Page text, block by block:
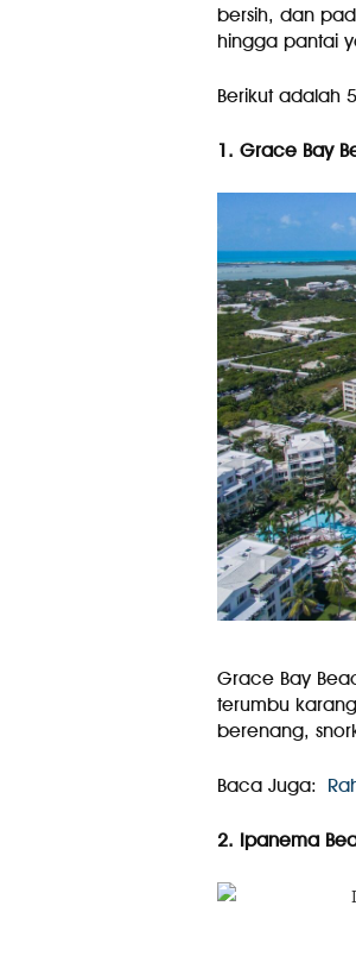
bersih, dan
hingga pantai
Berikut adalah
1. Grace Bay
Grace Bay
terumbu
berenang,
Baca Juga:
2. Ipanema